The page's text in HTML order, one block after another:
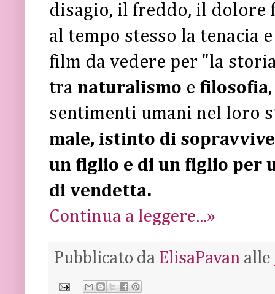
disagio, il freddo, il dolore
al tempo stesso la tenacia
film da vedere per "la
tra naturalismo e filosofia
sentimenti umani nel loro
male, istinto di
un figlio e di un figlio per
di vendetta.
Continua a leggere...»
Pubblicato da ElisaPavan alle